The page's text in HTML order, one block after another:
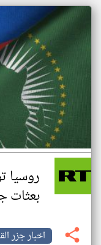
روسيا
بعثات جديدة
اخبار جزر